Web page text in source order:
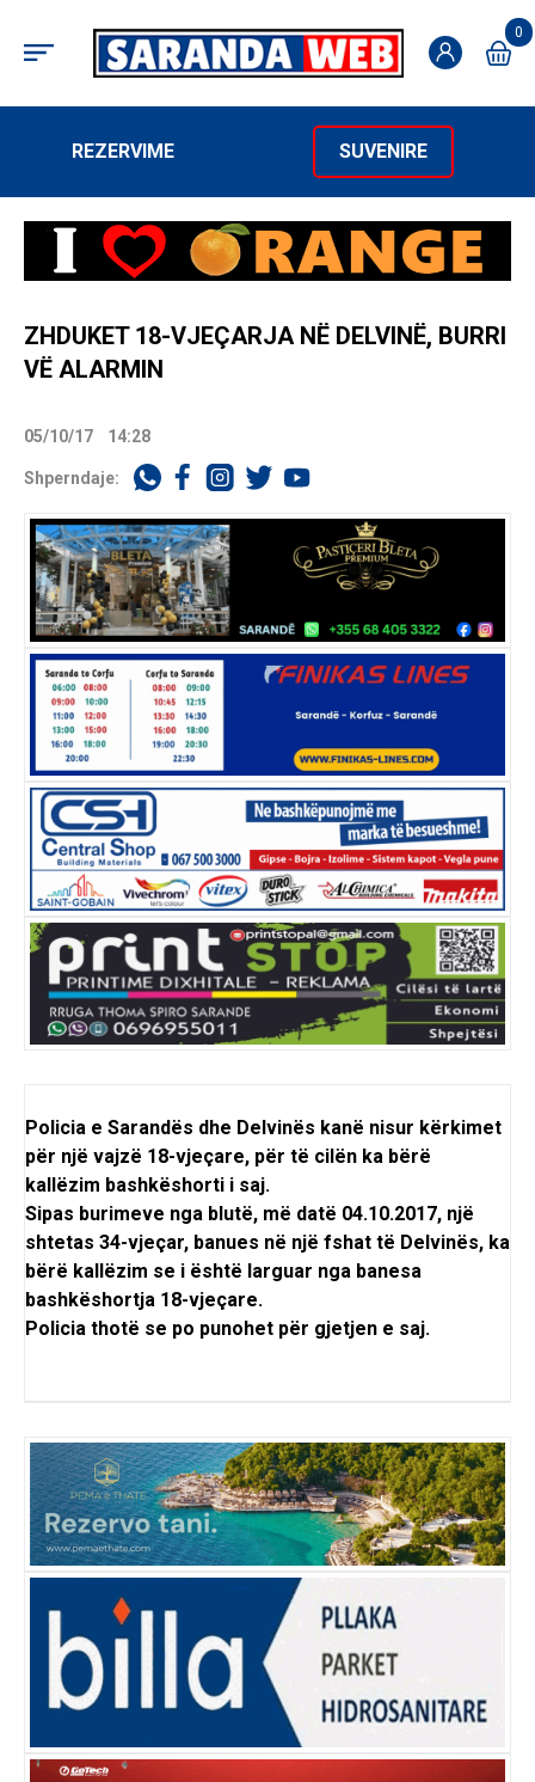
0
REZERVIME SUVENIRE
ZHDUKET 18-VJEÇARJA NË DELVINË, BURRI
VË ALARMIN
05/10/17 14:28
Shperndaje:
Policia e Sarandës dhe Delvinës kanë nisur kërkimet
për një vajzë 18-vjeçare, për të cilën ka bërë
kallëzim bashkëshorti i saj.
Sipas burimeve nga blutë, më datë 04.10.2017, një
shtetas 34-vjeçar, banues në një fshat të Delvinës, ka
bërë kallëzim se i është larguar nga banesa
bashkëshortja 18-vjeçare.
Policia thotë se po punohet për gjetjen e saj.